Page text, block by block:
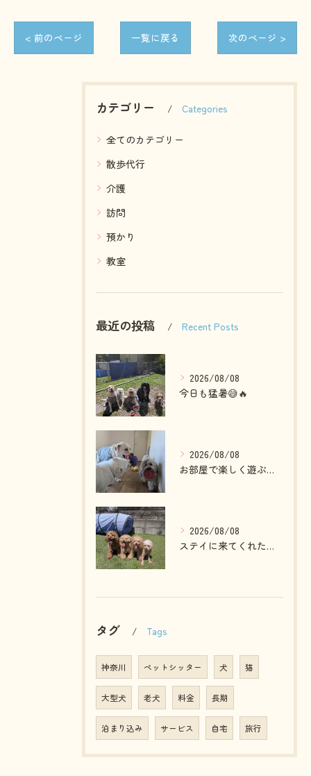
< 前のページ 一覧に戻る 次のページ >
カテゴリー Categories
全てのカテゴリー
散歩代行
介護
訪問
預かり
教室
最近の投稿 Recent Posts
2026/08/08
今日も猛暑😅🔥
2026/08/08
お部屋で楽しく遊ぶわんこさん💓
2026/08/08
ステイに来てくれたプードルファミリー💓
タグ Tags
神奈川 ペットシッター 犬 猫
大型犬 老犬 料金 長期
泊まり込み サービス 自宅 旅行